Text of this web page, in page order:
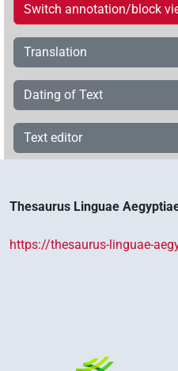
Switch annotation/block
Translation
Dating of Text
Text editor
Thesaurus Linguae
https://thesaurus-linguae-